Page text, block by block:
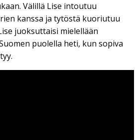
Välillä Lise intoutuu
kanssa ja tytöstä kuoriutuu
juoksuttaisi mielellään
puolella heti, kun sopiva